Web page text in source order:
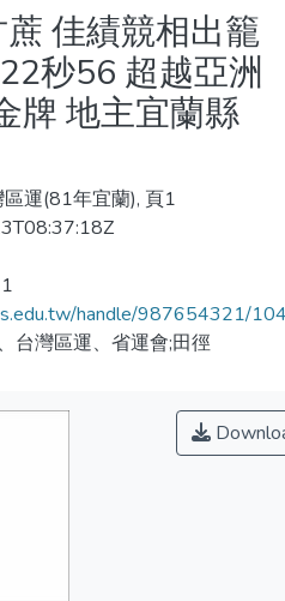
佳績競相出籠
秒56 超越亞洲
牌 地主宜蘭縣
區運(81年宜蘭), 頁1
handle/987654321/
台灣區運、省運會;田徑